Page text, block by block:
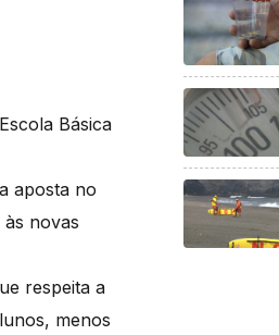
Básica
aposta no
novas
respeita a
menos